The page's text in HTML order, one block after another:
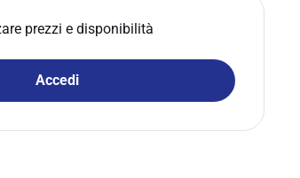
prezzi e disponibilità
Accedi